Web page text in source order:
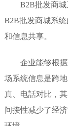
B2B批发商城系
B2B批发商城系
和信息共享。
企业能够根据
场系统信息是跨
真、电話对比，
间接性减少了经